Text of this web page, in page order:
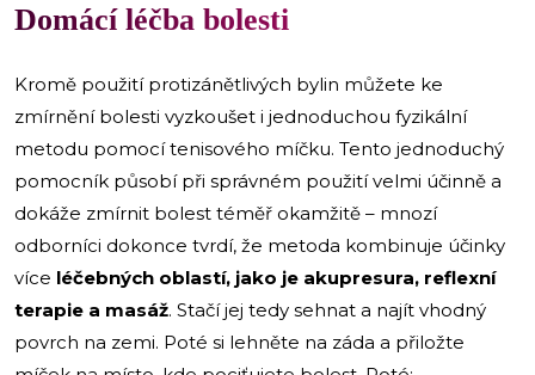
Domácí léčba bolesti
Kromě použití protizánětlivých bylin můžete ke
zmírnění bolesti vyzkoušet i jednoduchou fyzikální
metodu pomocí tenisového míčku. Tento jednoduchý
pomocník působí při správném použití velmi účinně a
dokáže zmírnit bolest téměř okamžitě – mnozí
odborníci dokonce tvrdí, že metoda kombinuje účinky
více léčebných oblastí, jako je akupresura, reflexní
terapie a masáž. Stačí jej tedy sehnat a najít vhodný
povrch na zemi. Poté si lehněte na záda a přiložte